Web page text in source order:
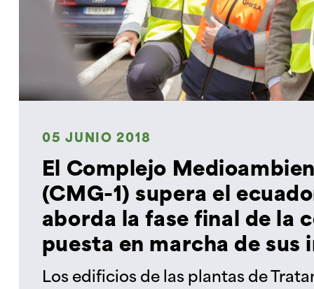
05 JUNIO 2018
El Complejo
(CMG-1) supera el
aborda la fase final de la
puesta en marcha de sus
Los edificios de las plantas de